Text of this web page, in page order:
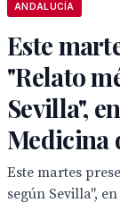
ANDALUCÍA
Este
"Relato
Sevilla",
Medicina
Este martes
según Sevilla",